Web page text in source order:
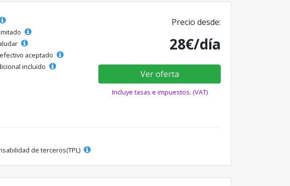
aceptado
incluido
Precio desde:
28€/día
Ver oferta
Incluye tasas e impuestos. (VAT)
de terceros(TPL)